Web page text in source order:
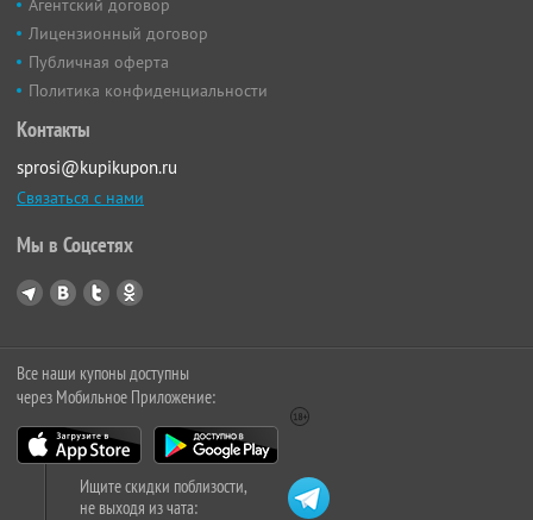
Агентский договор
Лицензионный договор
Публичная оферта
Политика конфиденциальности
Контакты
sprosi@kupikupon.ru
Связаться с нами
Мы в Соцсетях
Все наши купоны доступны
через Мобильное Приложение:
Ищите скидки поблизости,
не выходя из чата: